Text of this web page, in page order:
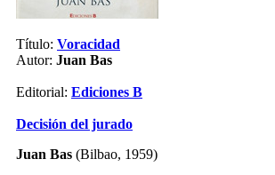
Título: Voracidad
Autor: Juan Bas
Editorial: Ediciones B
Decisión del jurado
Juan Bas (Bilbao, 1959)